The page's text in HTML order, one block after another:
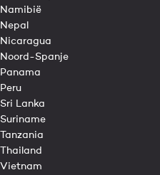
Namibië
Nepal
Nicaragua
Noord-Spanje
Panama
Peru
Sri Lanka
Suriname
Tanzania
Thailand
Vietnam